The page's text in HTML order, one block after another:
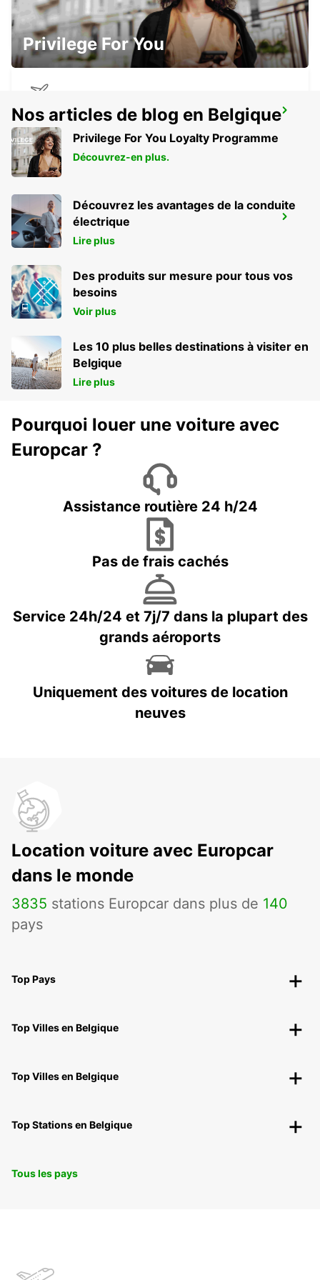
DAR ES SALAAM AIRPORT
DAR ES SALAAM - TANZANIA
DAR ES SALAAM AIRPORT
DAR ES SALAAM - TANZANIA
LILONGWE INTERNATIONAL AIRPORT
LILONGWE - MALAWI
Privilege For You
Nos articles de blog en Belgique
Privilege For You Loyalty Programme
Découvrez-en plus.
Découvrez les avantages de la conduite
électrique
Lire plus
Des produits sur mesure pour tous vos
besoins
Voir plus
Les 10 plus belles destinations à visiter en
Belgique
Lire plus
Pourquoi louer une voiture avec
Europcar ?
Assistance routière 24 h/24
Pas de frais cachés
Service 24h/24 et 7j/7 dans la plupart des
grands aéroports
Uniquement des voitures de location
neuves
Location voiture avec Europcar
dans le monde
3835 stations Europcar dans plus de 140
pays
Top Pays
Top Villes en Belgique
Top Villes en Belgique
Top Stations en Belgique
Tous les pays